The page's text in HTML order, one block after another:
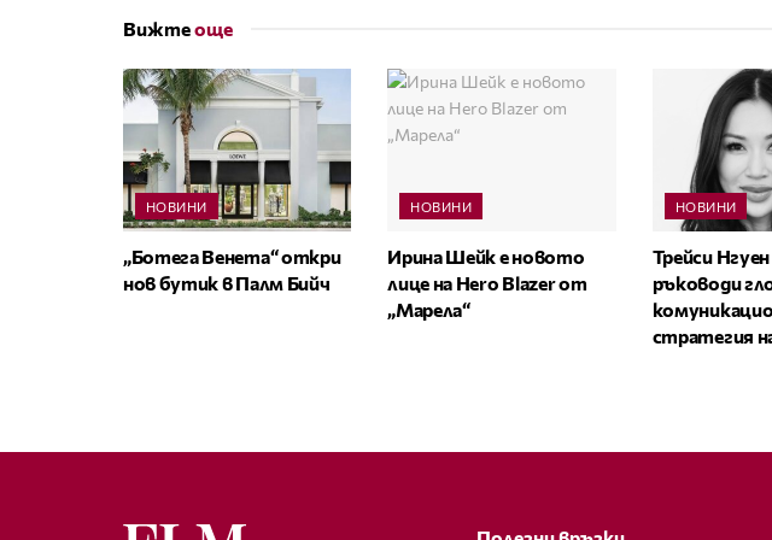
Вижтеоще
НОВИНИ
„Ботега Венета“ откри
нов бутик в Палм Бийч
НОВИНИ
Ирина Шейк е новото
лице на Hero Blazer от
„Марела“
НОВИНИ
Трейси
ръководи
стратегия